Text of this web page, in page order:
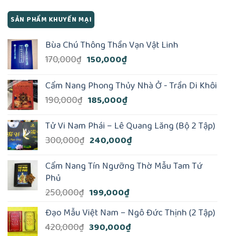
SẢN PHẨM KHUYẾN MẠI
Bùa Chú Thông Thần Vạn Vật Linh
170,000₫ Giá
là:
170,000₫.
150,000₫Giá
tại
là:
150,000₫.
Cẩm Nang Phong Thủy Nhà Ở - Trần Di Khôi
190,000₫ Giá
là:
190,000₫.
185,000₫Giá
tại
là:
185,000₫.
Tử Vi Nam Phái – Lê Quang Lăng (Bộ 2 Tập)
300,000₫ Giá
là:
240,000₫Giá
tại
Cẩm Nang Tín Ngưỡng Thờ Mẫu Tam Tứ
Phủ
250,000₫ Giá
là:
250,000₫.
199,000₫Giá
tại
là:
Đạo Mẫu Việt Nam – Ngô Đức Thịnh (2 Tập)
420,000₫ Giá
390,000₫Giá